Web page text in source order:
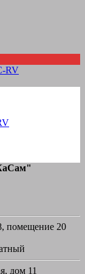
помещение 20
дом 11